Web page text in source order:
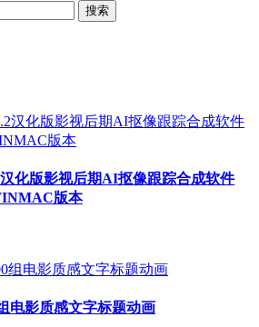
汉化版影视后期AI抠像跟踪合成软件
版本
电影质感文字标题动画